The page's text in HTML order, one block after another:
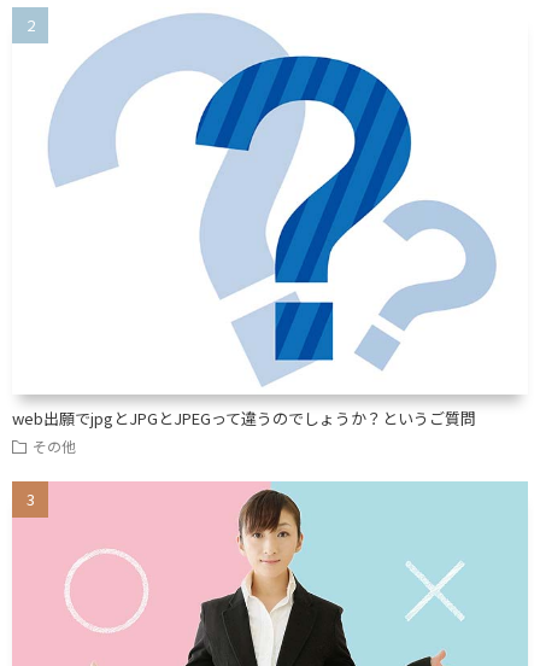
web出願でjpgとJPGとJPEGって違うのでしょうか？というご質問
その他